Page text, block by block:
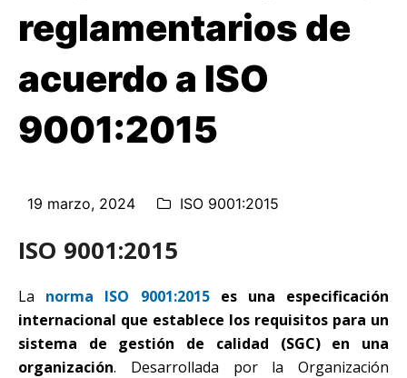
reglamentarios de
acuerdo a ISO
9001:2015
19 marzo, 2024 ISO 9001:2015
ISO 9001:2015
La norma ISO 9001:2015es una especificación
internacional que establece los requisitos para un
sistema de gestión de calidad (SGC) en una
organización. Desarrollada por la Organización